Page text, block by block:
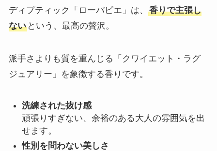
ディプティック「ローパピエ」は、 香りで主張し
ないという、最高の贅沢。
派手さよりも質を重んじる「クワイエット・ラグ
ジュアリー」を象徴する香りです。
洗練された抜け感
頑張りすぎない、余裕のある大人の雰囲気を出
せます。
性別を問わない美しさ